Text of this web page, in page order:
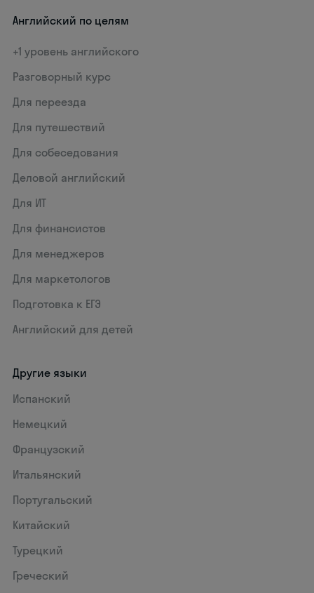
Английский по целям
+1 уровень английского
Разговорный курс
Для переезда
Для путешествий
Для собеседования
Деловой английский
Для ИТ
Для финансистов
Для менеджеров
Для маркетологов
Подготовка к ЕГЭ
Английский для детей
Другие языки
Испанский
Немецкий
Французский
Итальянский
Португальский
Китайский
Турецкий
Греческий